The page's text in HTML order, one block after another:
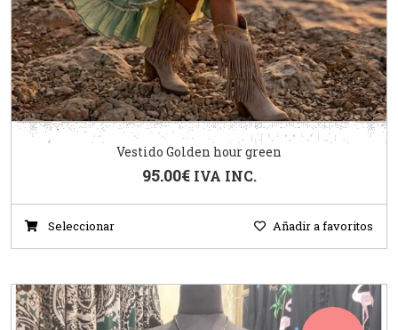
Vestido Golden hour green
95.00€ IVA INC.
Seleccionar Añadir a favoritos